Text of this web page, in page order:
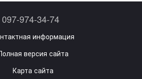
097-974-34-74
информация
версия сайта
Карта сайта